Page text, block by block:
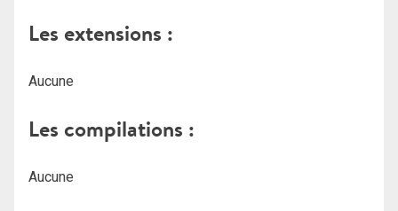
Les extensions :
Aucune
Les compilations :
Aucune